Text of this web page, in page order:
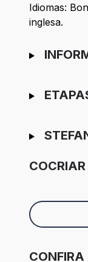
Idiomas:
inglesa.
CONFIRA